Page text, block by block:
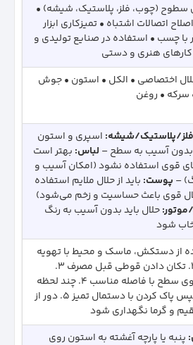
سطوح (چوب، فلز، پلاستیک، شیشه) •
اتصالات اشتباه • تمیزکاری ابزار
با چسب • استفاده در صنایع تولیدی و
کارهای هنری و دستی
اختصاصی • الکل • استون • جوش
• روغن
پلاستیک/شیشه: اسپری و استون
آسیب به سطح – لباس: بهتر است
قوی استفاده نشود (امکان آسیب و
– پوست: باید از حلال ملایم استفاده
قوی باعث حساسیت و زخم می‌شود)
حلال باید بدون آسیب به رنگ
شود
از دستکش، ماسک و محیط با تهویه
مناسب 2. تکان دادن قوطی قبل مصرف 3.
اسپری روی سطح با فاصله مناسب 4. چند لحظه
صبر و سپس پاک کردن با دستمال تمیز 5. دور از
و گرما نگهداری شود
پنبه یا پارچه آغشته به استون روی